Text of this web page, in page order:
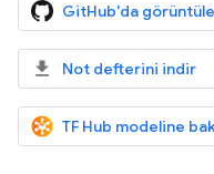
GitHub'da görüntüle
Not defterini indir
TF Hub modeline